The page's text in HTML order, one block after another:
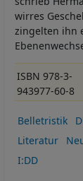
wirres
zingelten ihn
ISBN 978-3-
943977-60-8
Belletristik
Literatur
I:DD